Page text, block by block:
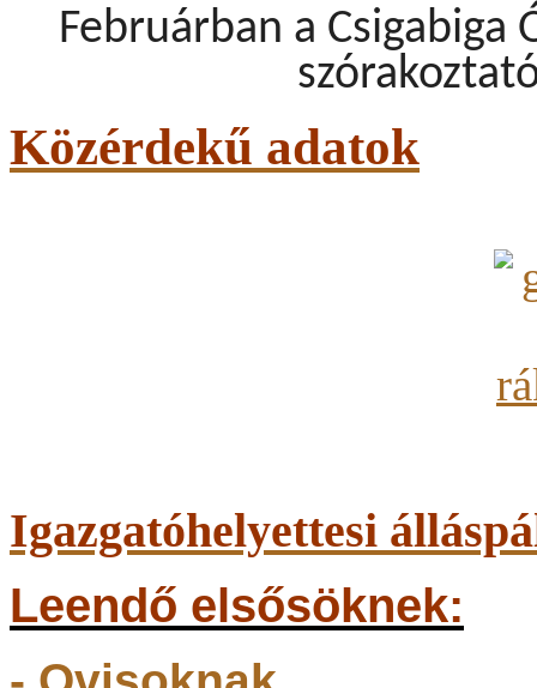
Februárban a
Közérdekű adatok
Igazgatóhelyettesi
Leendő elsősöknek: